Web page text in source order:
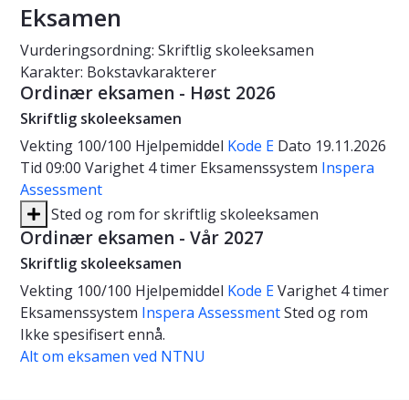
Eksamen
Vurderingsordning: Skriftlig skoleeksamen
Karakter: Bokstavkarakterer
Ordinær eksamen - Høst 2026
Skriftlig skoleeksamen
Vekting 100/100 Hjelpemiddel Kode E Dato 19.11.2026
Tid 09:00 Varighet 4 timer Eksamenssystem Inspera
Assessment
Sted og rom for skriftlig skoleeksamen
Ordinær eksamen - Vår 2027
Skriftlig skoleeksamen
Vekting 100/100 Hjelpemiddel Kode EVarighet 4 timer
Eksamenssystem Inspera AssessmentSted og rom
Ikke spesifisert ennå.
Alt om eksamen ved NTNU